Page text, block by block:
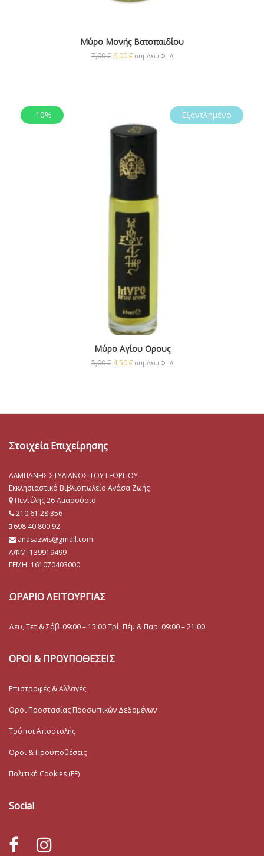
Μύρο Μονής Βατοπαιδίου
7,00€ 6,00€ συμ/νου ΦΠΑ
-10% Εξαντλημένο
Μύρο Αγίου Ορους
5,00€ 4,50€ συμ/νου ΦΠΑ
Στοιχεία Επιχείρησης
ΑΛΜΠΑΝΗΣ ΣΤΥΛΙΑΝΟΣ ΤΟΥ ΓΕΩΡΓΙΟΥ
Εκκλησιαστικό Βιβλιοπωλείο Ανάσα Ζωής
Πεντέλης 26 Αμαρούσιο
210.61.28.356
698.40.800.92
anasazwis@gmail.com
ΑΦΜ: 139919499
ΓΕΜΗ: 161070403000
ΩΡΑΡΙΟ ΛΕΙΤΟΥΡΓΙΑΣ
Δευ, Τετ & Σάβ: 09:00 – 15:00 Τρί, Πέμ & Παρ: 09:00 – 21:00
ΟΡΟΙ & ΠΡΟΥΠΟΘΕΣΕΙΣ
Επιστροφές & Αλλαγές
Όροι Προστασίας Προσωπικών Δεδομένων
Τρόποι Αποστολής
Όροι & Προϋποθέσεις
Πολιτική Cookies (ΕΕ)
Social